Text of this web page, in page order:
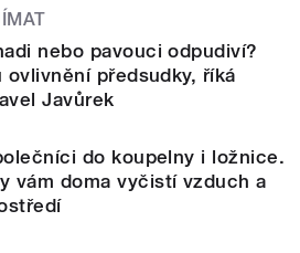
nebo pavouci odpudiví?
ovlivnění předsudky, říká
Javůrek
do koupelny i ložnice.
vám doma vyčistí vzduch a